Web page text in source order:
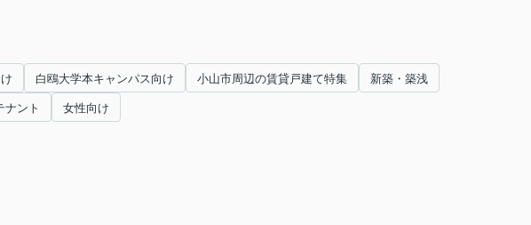
白鴎大学本キャンパス向け 小山市周辺の賃貸戸建て特集 新築・築浅
ナント 女性向け